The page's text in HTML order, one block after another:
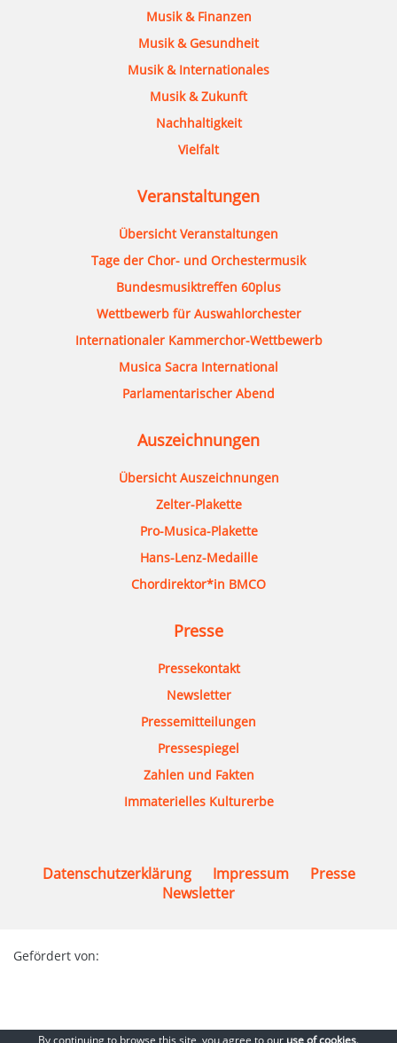
Musik & Finanzen
Musik & Gesundheit
Musik & Internationales
Musik & Zukunft
Nachhaltigkeit
Vielfalt
Veranstaltungen
Übersicht Veranstaltungen
Tage der Chor- und Orchestermusik
Bundesmusiktreffen 60plus
Wettbewerb für Auswahlorchester
Internationaler Kammerchor-Wettbewerb
Musica Sacra International
Parlamentarischer Abend
Auszeichnungen
Übersicht Auszeichnungen
Zelter-Plakette
Pro-Musica-Plakette
Hans-Lenz-Medaille
Chordirektor*in BMCO
Presse
Pressekontakt
Newsletter
Pressemitteilungen
Pressespiegel
Zahlen und Fakten
Immaterielles Kulturerbe
Datenschutzerklärung Impressum
Presse
Newsletter
Gefördert von:
By continuing to browse this site, you agree to our use of cookies.